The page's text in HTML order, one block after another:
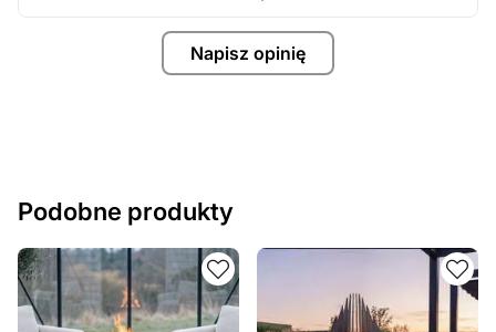
Napisz opinię
Podobne produkty